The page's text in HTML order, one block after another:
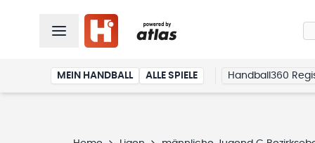
MEIN HANDBALL ALLE SPIELE Handball360